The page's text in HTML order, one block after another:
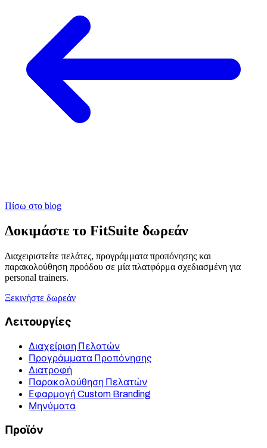
Πίσω στο blog
Δοκιμάστε το FitSuite δωρεάν
Διαχειριστείτε πελάτες, προγράμματα προπόνησης και
παρακολούθηση προόδου σε μία πλατφόρμα σχεδιασμένη για
personal trainers.
Ξεκινήστε δωρεάν
Λειτουργίες
Διαχείριση Πελατών
Προγράμματα Προπόνησης
Διατροφή
Παρακολούθηση Πελατών
Εφαρμογή Custom Branding
Μηνύματα
Προϊόν